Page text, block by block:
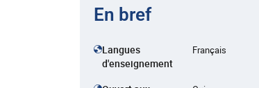
En bref
Langues
d'enseignement
Français